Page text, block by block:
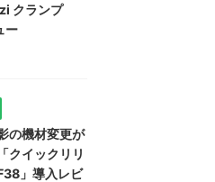
クランプ
ー
の機材変更が
クイックリリ
」導入レビ